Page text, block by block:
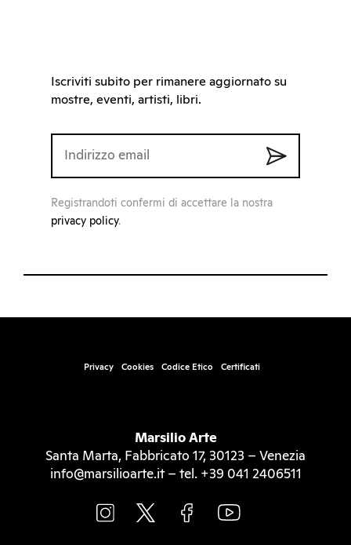
Iscriviti subito per rimanere aggiornato su
mostre, eventi, artisti, libri.
Registrandoti confermi di accettare la nostra
privacy policy.
Privacy Cookies Codice Etico Certificati
Marsilio Arte
Santa Marta, Fabbricato 17, 30123 – Venezia
info@marsilioarte.it – tel. +39 041 2406511